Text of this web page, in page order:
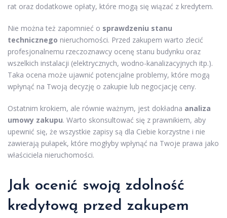
rat oraz dodatkowe opłaty, które mogą się wiązać z kredytem.
Nie można też zapomnieć o sprawdzeniu stanu
technicznego nieruchomości. Przed zakupem warto zlecić
profesjonalnemu rzeczoznawcy ocenę stanu budynku oraz
wszelkich instalacji (elektrycznych, wodno-kanalizacyjnych itp.).
Taka ocena może ujawnić potencjalne problemy, które mogą
wpłynąć na Twoją decyzję o zakupie lub negocjację ceny.
Ostatnim krokiem, ale równie ważnym, jest dokładna analiza
umowy zakupu. Warto skonsultować się z prawnikiem, aby
upewnić się, że wszystkie zapisy są dla Ciebie korzystne i nie
zawierają pułapek, które mogłyby wpłynąć na Twoje prawa jako
właściciela nieruchomości.
Jak ocenić swoją zdolność
kredytową przed zakupem